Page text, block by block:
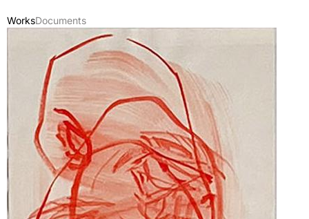
WorksDocuments